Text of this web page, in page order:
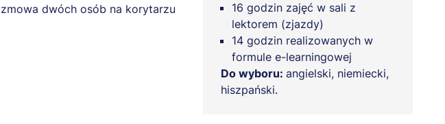
16 godzin zajęć w sali z
lektorem (zjazdy)
14 godzin realizowanych w
formule e-learningowej
Do wyboru: angielski, niemiecki,
hiszpański.